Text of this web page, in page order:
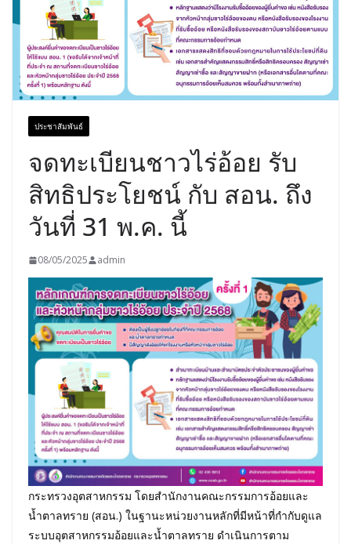
ประชาสัมพันธ์
จดทะเบียนชาวไร่อ้อย รับ
สิทธิประโยชน์ กับ สอน. ถึง
วันที่ 31 พ.ค. นี้
08/05/2025 admin
กระทรวงอุตสาหกรรม โดยสำนักงานคณะกรรมการอ้อยและ
น้ำตาลทราย (สอน.) ในฐานะหน่วยงานหลักที่มีหน้าที่กำกับดูแล
ระบบอุตสาหกรรมอ้อยและน้ำตาลทราย ดำเนินการตาม